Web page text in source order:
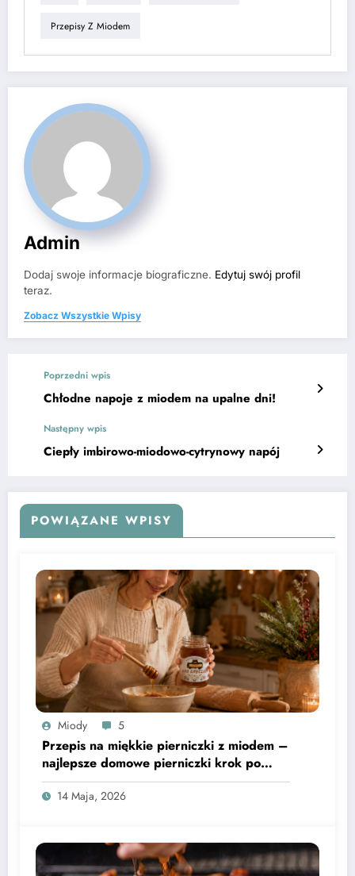
Przepisy Z Miodem
Admin
Dodaj swoje informacje biograficzne. Edytuj swój profil
teraz.
Zobacz Wszystkie Wpisy
Poprzedni wpis
Chłodne napoje z miodem na upalne dni!
Następny wpis
Ciepły imbirowo-miodowo-cytrynowy napój
POWIĄZANE WPISY
Miody 5
Przepis na miękkie pierniczki z miodem –
najlepsze domowe pierniczki krok po
kroku
14 Maja, 2026